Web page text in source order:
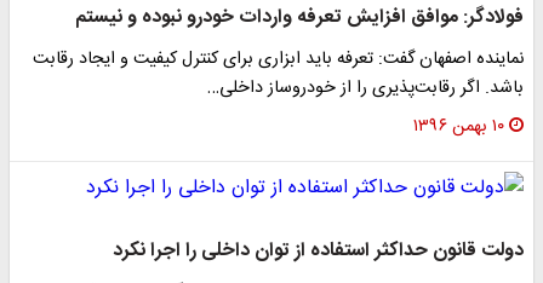
فولادگر: موافق افزایش تعرفه واردات خودرو نبوده و نیستم
نماینده اصفهان گفت: تعرفه باید ابزاری برای کنترل کیفیت و ایجاد رقابت
باشد. اگر رقابت‌پذیری را از خودروساز داخلی…
۱۰ بهمن ۱۳۹۶
دولت قانون حداکثر استفاده از توان داخلی را اجرا نکرد